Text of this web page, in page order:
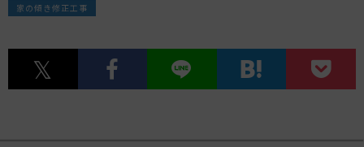
家の傾き修正工事